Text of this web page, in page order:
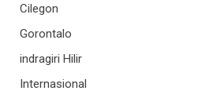
Cilegon
Gorontalo
indragiri Hilir
Internasional